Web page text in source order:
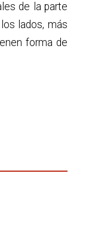
de la parte
lados, más
forma de